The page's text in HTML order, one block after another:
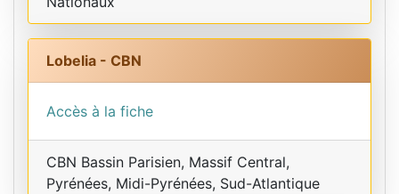
Lobelia - CBN
Accès à la fiche
CBN Bassin Parisien, Massif Central,
Pyrénées, Midi-Pyrénées, Sud-Atlantique